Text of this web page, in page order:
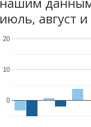
июль, август
0
10
20